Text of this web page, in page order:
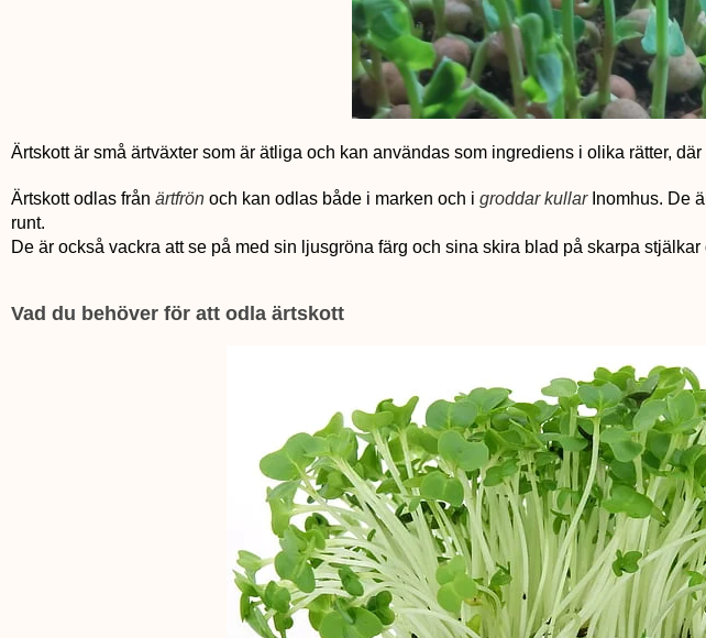
Ärtskott är små ärtväxter som är ätliga och kan användas som ingrediens i olika rätter,
Ärtskott odlas från ärtfrön och kan odlas både i marken och i groddar kullarInomhus. De
runt.
De är också vackra att se på med sin ljusgröna färg och sina skira blad på skarpa
Vad du behöver för att odla ärtskott